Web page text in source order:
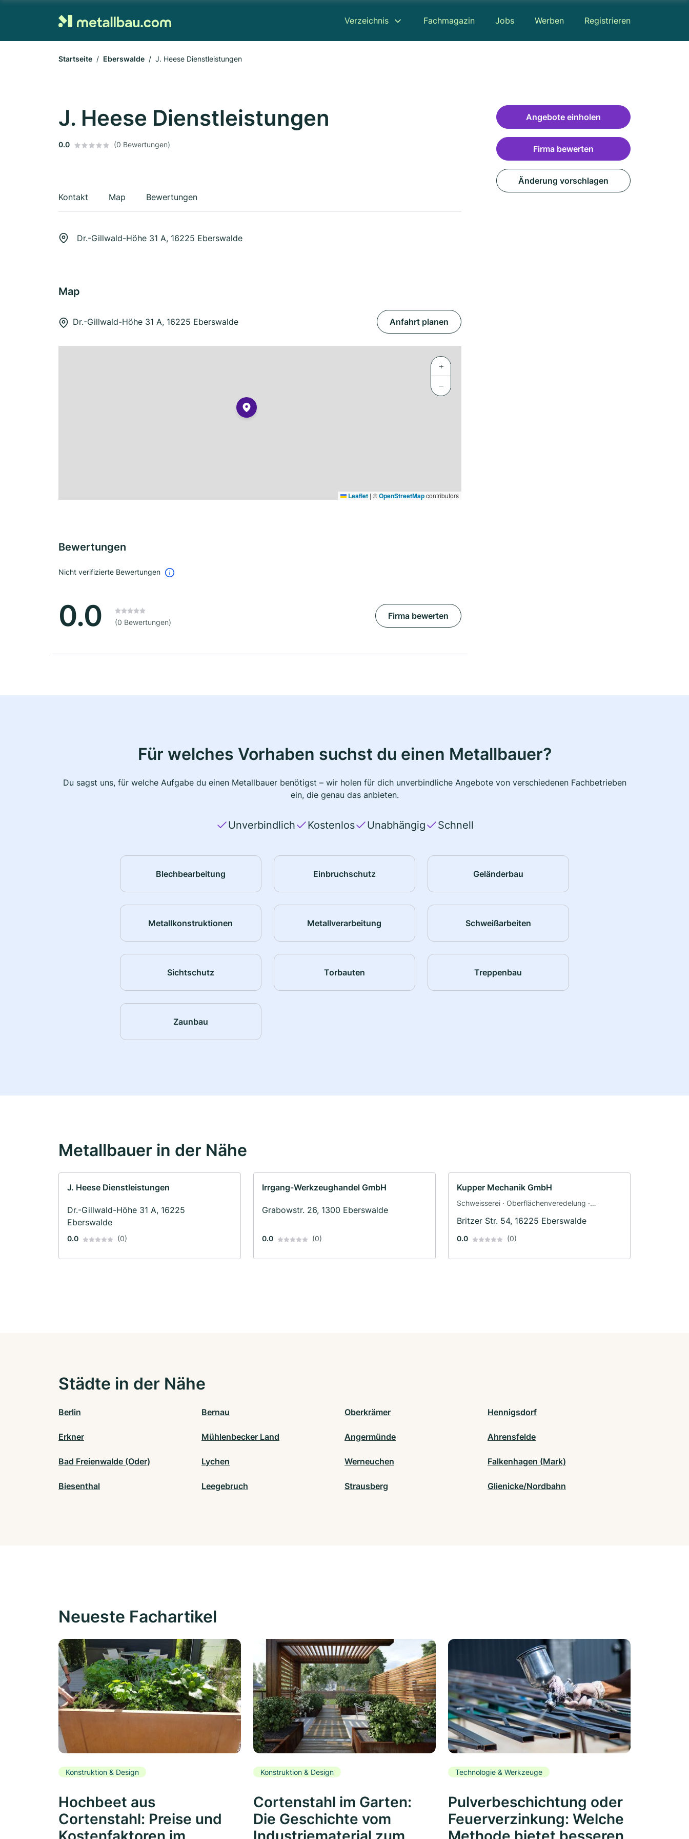
Verzeichnis Fachmagazin Jobs Werben Registrieren
Startseite Eberswalde J. Heese Dienstleistungen
J. Heese Dienstleistungen
0.0 (0 Bewertungen)
Kontakt Map Bewertungen
Dr.-Gillwald-Höhe 31 A, 16225 Eberswalde
Map
Dr.-Gillwald-Höhe 31 A, 16225 Eberswalde Anfahrt planen
+
−
Leaflet | ©OpenStreetMapcontributors
Bewertungen
Nicht verifizierte Bewertungen
0.0 (0 Bewertungen)
Firma bewerten
Angebote einholen
Firma bewerten
Änderung vorschlagen
Für welches Vorhaben suchst du einen Metallbauer?
Du sagst uns, für welche Aufgabe du einen Metallbauer benötigst – wir holen für dich unverbindliche Angebote von verschiedenen Fachbetrieben
ein, die genau das anbieten.
Unverbindlich Kostenlos Unabhängig Schnell
Blechbearbeitung Einbruchschutz Geländerbau
Metallkonstruktionen Metallverarbeitung Schweißarbeiten
Sichtschutz Torbauten Treppenbau
Zaunbau
Metallbauer in der Nähe
J. Heese Dienstleistungen
Dr.-Gillwald-Höhe 31 A, 16225
Eberswalde
0.0 (0)
Irrgang-Werkzeughandel GmbH
Grabowstr. 26, 1300 Eberswalde
0.0 (0)
Kupper Mechanik GmbH
Schweisserei · Oberflächenveredelung ·
Britzer Str. 54, 16225 Eberswalde
0.0 (0)
Städte in der Nähe
Berlin Bernau Oberkrämer Hennigsdorf
Erkner Mühlenbecker Land Angermünde Ahrensfelde
Bad Freienwalde (Oder) Lychen Werneuchen Falkenhagen (Mark)
Biesenthal Leegebruch Strausberg Glienicke/Nordbahn
Neueste Fachartikel
Konstruktion & Design
Hochbeet aus
Cortenstahl: Preise und
Konstruktion & Design
Cortenstahl im Garten:
Die Geschichte vom
Technologie & Werkzeuge
Pulverbeschichtung oder
Feuerverzinkung: Welche